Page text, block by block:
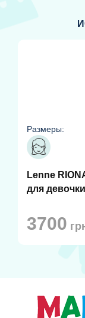
Размеры:
Lenne
для девочки
3700